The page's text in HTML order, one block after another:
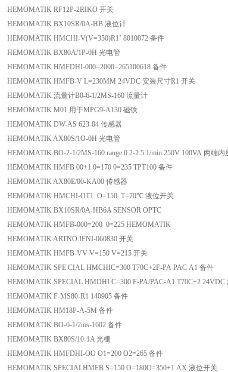
HEMOMATIK RF12P-2RIKO 开关
HEMOMATIK BX10SR/0A-HB 液位计
HEMOMATIK HMCHI-V(V=350)R1’ 8010072 备件
HEMOMATIK BX80A/1P-0H 光电管
HEMOMATIK HMFDHI-000=2000=265100618 备件
HEMOMATIK HMFB-V L=230MM 24VDC 安装尺寸R1 开关
HEMOMATIK 流量计B0-6-1/2MS-160 流量计
HEMOMATIK M01 用于MPG9-A130 磁铁
HEMOMATIK DW-AS 623-04 传感器
HEMOMATIK AX80S/1O-0H 光电管
HEMOMATIK BO-2-1/2MS-160 range:0.2-2.5 1/min 250V 100VA 两端
HEMOMATIK HMFB 00+1 0=170 0=235 TPT100 备件
HEMOMATIK AX80E/00-KA00 传感器
HEMOMATIK HMCHI-OT1 O=150 T=70℃ 液位开关
HEMOMATIK BX10SR/0A-HB6A SENSOR OPTC
HEMOMATIK HMFB-000=200 0=225 HEMOMATIK
HEMOMATIK ARTNO:IFNI-060830 开关
HEMOMATIK HMFB-VV V=150 V=215 开关
HEMOMATIK SPE CIAL HMCHIC=300 T70C+2F-PA PAC A1 备件
HEMOMATIK SPECIAL HMDHI C=300 F-PA/PAC-A1 T70C+2 24VDC
HEMOMATIK F-MS80-R1 140905 备件
HEMOMATIK HM18P-A-5M 备件
HEMOMATIK BO-6-1/2ms-1602 备件
HEMOMATIK BX80S/10-1A 光栅
HEMOMATIK HMFDHI-OO O1=200 O2=265 备件
HEMOMATIK SPECIAI HMFB S=150 O=180O=350+1 AX 液位开关